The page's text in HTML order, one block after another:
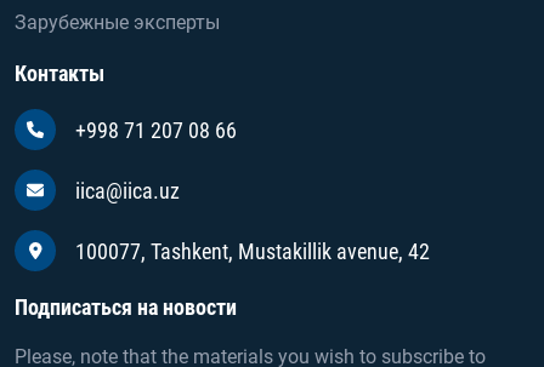
Зарубежные эксперты
Контакты
+998 71 207 08 66
iica@iica.uz
100077, Tashkent, Mustakillik avenue, 42
Подписаться на новости
Please, note that the materials you wish to subscribe to